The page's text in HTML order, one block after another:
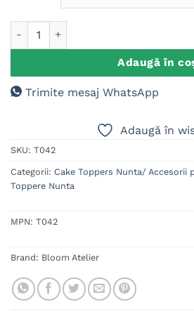
Adaugă în
Trimite mesaj WhatsApp
Adaugă în
SKU: T042
Categorii: Cake Toppers Nunta/ Accesorii
Toppere Nunta
MPN: T042
Brand: Bloom Atelier